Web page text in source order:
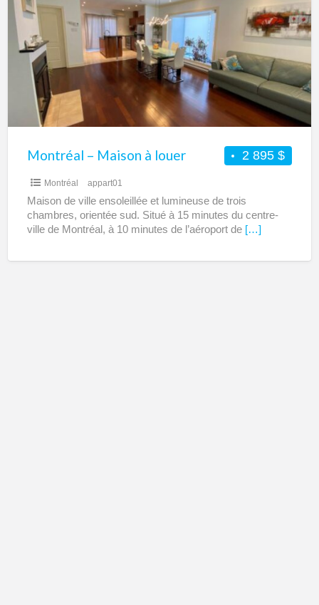
Maison
louer
2 895 $
Montréal – Maison à louer
Montréal appart01
Maison de ville ensoleillée et lumineuse de trois
chambres, orientée sud. Situé à 15 minutes du centre-
ville de Montréal, à 10 minutes de l’aéroport de […]